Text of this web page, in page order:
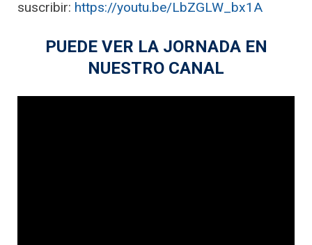
suscribir: https://youtu.be/LbZGLW_bx1A
PUEDE VER LA JORNADA EN
NUESTRO CANAL